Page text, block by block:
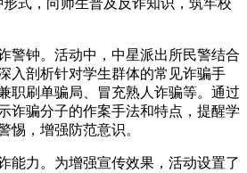
式，向师生普及反诈知识，筑牢校
警钟。活动中，中星派出所民警结合
入剖析针对学生群体的常见诈骗手
职刷单骗局、冒充熟人诈骗等。通过
诈骗分子的作案手法和特点，提醒学
惕，增强防范意识。
能力。为增强宣传效果，活动设置了